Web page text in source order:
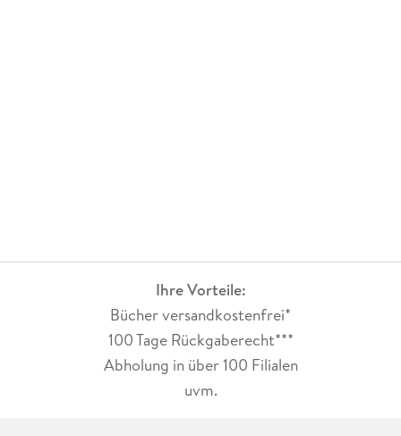
Ihre Vorteile:
Bücher versandkostenfrei*
100 Tage Rückgaberecht***
Abholung in über 100 Filialen
uvm.